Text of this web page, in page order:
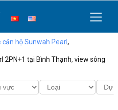
căn hộ Sunwah Pearl,
2PN+1 tại Bình Thạnh, view sông